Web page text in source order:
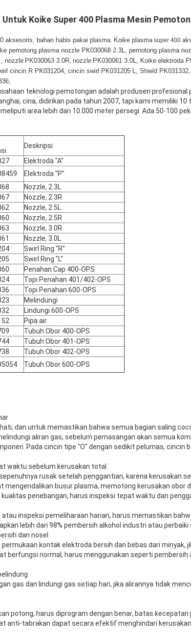
Untuk Koike Super 400 Plasma Mesin
aksesoris, bahan habis pakai plasma. Koike plasma super 400
pemotong plasma nozzle PK030068 2.3L, pemotong plasma
, nozzle PK030063 3.0R, nozzle PK030061 3.0L, Koike elektroda
cincin R PK031204, cincin swirl PK031205 L, Shield
teknologi pemotongan adalah produsen
cina, didirikan pada tahun 2007, tapi kami memiliki 10
area lebih dari 10.000 meter persegi. Ada 50-100
Deskripsi
Elektroda "A"
Elektroda "P"
Nozzle, 2.3L
Nozzle, 2.3R
Nozzle, 2.5L
Nozzle, 2.5R
Nozzle, 3.0R
Nozzle, 3.0L
Swirl Ring "R"
Swirl Ring "L"
Penahan Cap 400-OPS
Topi Penahan 401/402-OPS
Topi Penahan 600-OPS
Melindungi
Lindungi 600-OPS
Pipa air
Tubuh Obor 400-OPS
Tubuh Obor 401-OPS
Tubuh Obor 402-OPS
Tubuh Obor 600-OPS
dan untuk memastikan bahwa semua bagian saling
aliran gas, sebelum pemasangan akan semua
Pada cincin tipe "O" dengan sedikit pelumas, cincin
waktu sebelum kerusakan total.
rusak setelah penggantian, karena kerusakan
mengendalikan busur plasma, memotong kerusakan obor
penebangan, harus inspeksi tepat waktu dan
inspeksi pemeliharaan harian, harus memastikan
lebih dari 98% pembersih alkohol industri atau
dan nosel
kontak elektroda bersih dan bebas dari minyak,
berfungsi normal, harus menggunakan seperti pembersih
gas dan lindungi gas setiap hari, jika alirannya tidak
potong, harus diprogram dengan benar, batas
anti-tabrakan dapat secara efektif menghindari